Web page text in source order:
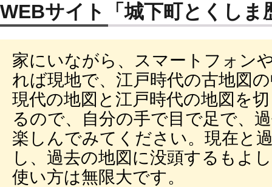
WEBサイト「城下町とくしま
家にいながら、スマートフォン
れば現地で、江戸時代の古地図
現代の地図と江戸時代の地図を
るので、自分の手で目で足で、
楽しんでみてください。現在と
し、過去の地図に没頭するもよ
使い方は無限大です。